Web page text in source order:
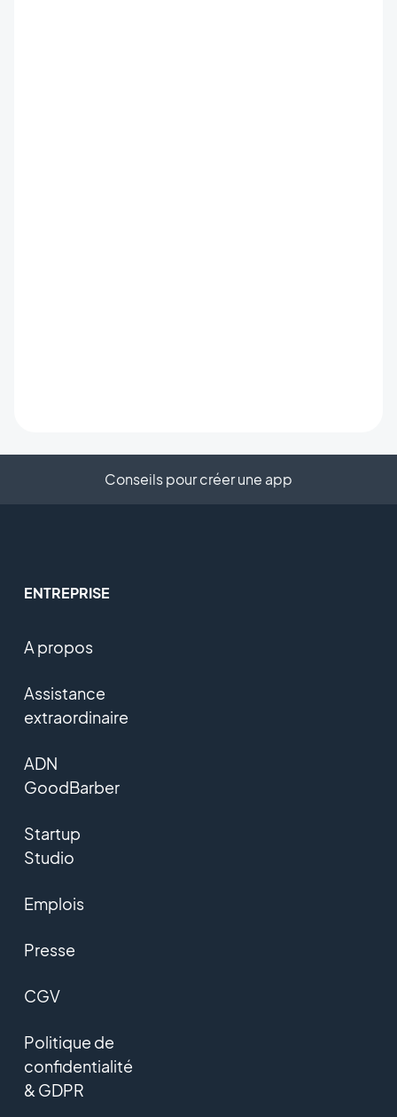
Conseils pour créer une app
ENTREPRISE
A propos
Assistance
extraordinaire
ADN
GoodBarber
Startup
Studio
Emplois
Presse
CGV
Politique de
confidentialité
& GDPR